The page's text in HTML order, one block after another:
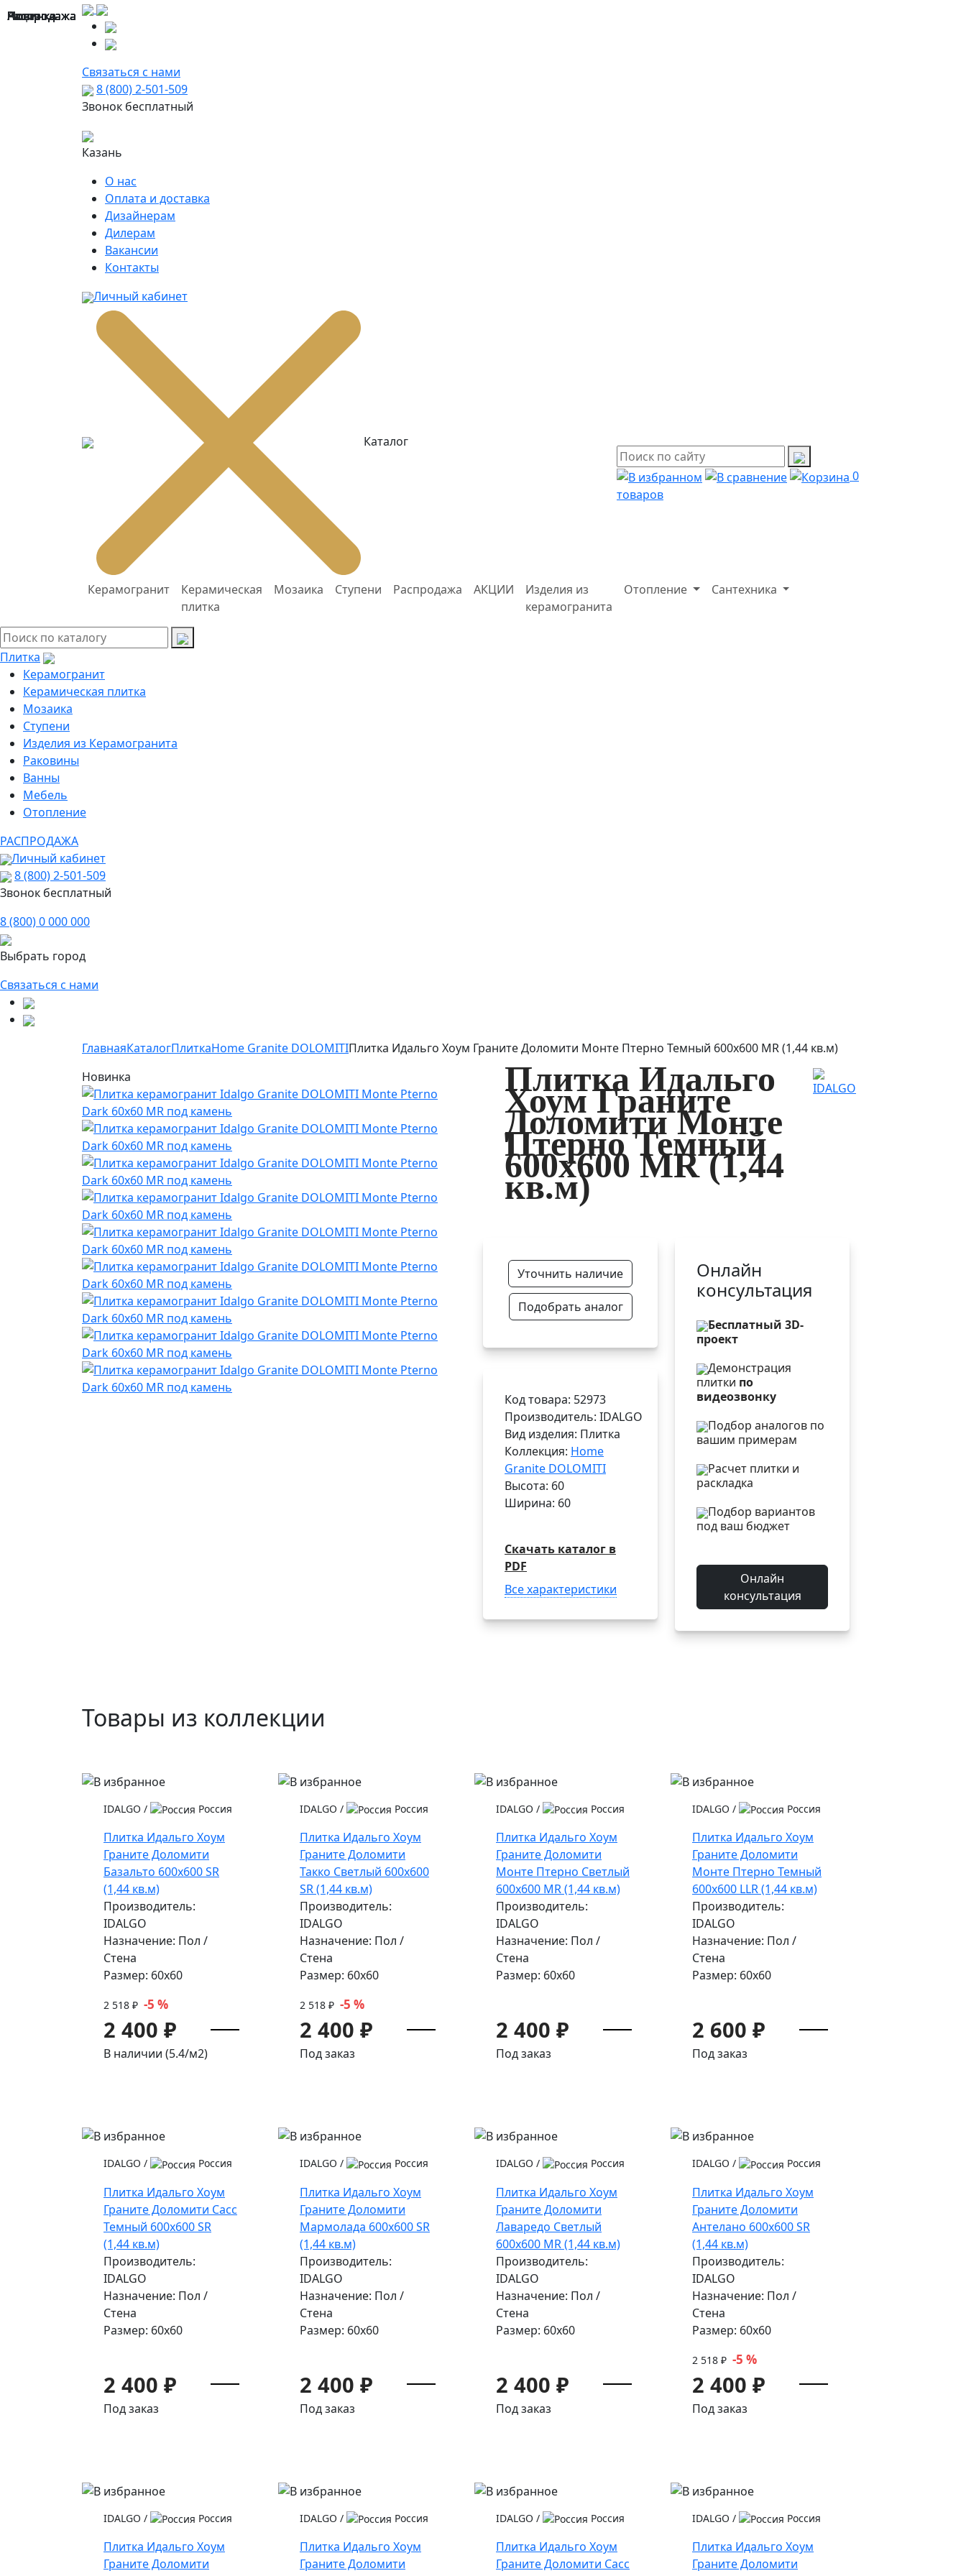
Связаться с нами
8 (800) 2-501-509
Звонок бесплатный
Казань
О нас
Оплата и доставка
Дизайнерам
Дилерам
Вакансии
Контакты
Личный кабинет
Каталог
Керамогранит
Керамическая
плитка
Мозаика Ступени Распродажа АКЦИИ
Изделия из
керамогранита
Отопление Сантехника
0
товаров
Плитка
Керамогранит
Керамическая плитка
Мозаика
Ступени
Изделия из Керамогранита
Раковины
Ванны
Мебель
Отопление
РАСПРОДАЖА
Личный кабинет
8 (800) 2-501-509
Звонок бесплатный
8 (800) 0 000 000
Выбрать город
Связаться с нами
ГлавнаяКаталогПлиткаHome Granite DOLOMITIПлитка Идальго Хоум Граните Доломити Монте Птерно Темный 600x600 MR (1,44 кв.м)
Новинка
Плитка Идальго
Хоум Граните
Доломити Монте
Птерно Темный
600x600 MR (1,44
кв.м)
Уточнить наличие
Подобрать аналог
Код товара: 52973
Производитель: IDALGO
Вид изделия: Плитка
Коллекция: Home
Granite DOLOMITI
Высота: 60
Ширина: 60
Скачать каталог в
PDF
Все характеристики
Онлайн
консультация
Бесплатный 3D-
проект
Демонстрация
плитки по
видеозвонку
Подбор аналогов по
вашим примерам
Расчет плитки и
раскладка
Подбор вариантов
под ваш бюджет
Онлайн
консультация
Товары из коллекции
Распродажа
IDALGO / Россия
Плитка Идальго Хоум
Граните Доломити
Базальто 600x600 SR
(1,44 кв.м)
Производитель:
IDALGO
Назначение: Пол /
Стена
Размер: 60x60
2 518 ₽ -5 %
2 400 ₽
В наличии (5.4/м2)
Распродажа
IDALGO / Россия
Плитка Идальго Хоум
Граните Доломити
Такко Светлый 600x600
SR (1,44 кв.м)
Производитель:
IDALGO
Назначение: Пол /
Стена
Размер: 60x60
2 518 ₽ -5 %
2 400 ₽
Под заказ
Новинка
IDALGO / Россия
Плитка Идальго Хоум
Граните Доломити
Монте Птерно Светлый
600x600 MR (1,44 кв.м)
Производитель:
IDALGO
Назначение: Пол /
Стена
Размер: 60x60
2 400 ₽
Под заказ
Новинка
IDALGO / Россия
Плитка Идальго Хоум
Граните Доломити
Монте Птерно Темный
600x600 LLR (1,44 кв.м)
Производитель:
IDALGO
Назначение: Пол /
Стена
Размер: 60x60
2 600 ₽
Под заказ
Новинка
IDALGO / Россия
Плитка Идальго Хоум
Граните Доломити Сасс
Темный 600x600 SR
(1,44 кв.м)
Производитель:
IDALGO
Назначение: Пол /
Стена
Размер: 60x60
2 400 ₽
Под заказ
Новинка
IDALGO / Россия
Плитка Идальго Хоум
Граните Доломити
Мармолада 600x600 SR
(1,44 кв.м)
Производитель:
IDALGO
Назначение: Пол /
Стена
Размер: 60x60
2 400 ₽
Под заказ
Новинка
IDALGO / Россия
Плитка Идальго Хоум
Граните Доломити
Лаваредо Светлый
600x600 MR (1,44 кв.м)
Производитель:
IDALGO
Назначение: Пол /
Стена
Размер: 60x60
2 400 ₽
Под заказ
Распродажа
IDALGO / Россия
Плитка Идальго Хоум
Граните Доломити
Антелано 600x600 SR
(1,44 кв.м)
Производитель:
IDALGO
Назначение: Пол /
Стена
Размер: 60x60
2 518 ₽ -5 %
2 400 ₽
Под заказ
Новинка
IDALGO / Россия
Плитка Идальго Хоум
Граните Доломити
Новинка
IDALGO / Россия
Плитка Идальго Хоум
Граните Доломити
Распродажа
IDALGO / Россия
Плитка Идальго Хоум
Граните Доломити Сасс
Новинка
IDALGO / Россия
Плитка Идальго Хоум
Граните Доломити
Акция
Распродажа
Распродажа
Новинка